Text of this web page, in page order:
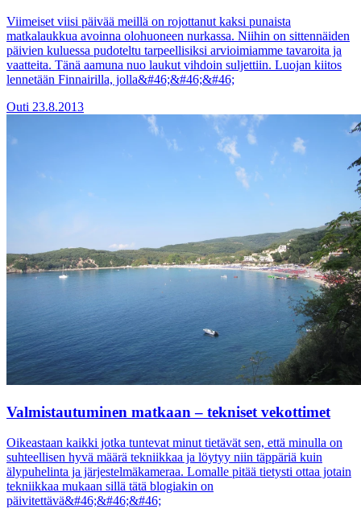
Viimeiset viisi päivää meillä on rojottanut kaksi punaista
matkalaukkua avoinna olohuoneen nurkassa. Niihin on sittennäiden
päivien kuluessa pudoteltu tarpeellisiksi arvioimiamme tavaroita ja
vaatteita. Tänä aamuna nuo laukut vihdoin suljettiin. Luojan kiitos
lennetään Finnairilla, jolla&#46;&#46;&#46;
Outi 23.8.2013
Valmistautuminen matkaan – tekniset vekottimet
Oikeastaan kaikki jotka tuntevat minut tietävät sen, että minulla on
suhteellisen hyvä määrä tekniikkaa ja löytyy niin täppäriä kuin
älypuhelinta ja järjestelmäkameraa. Lomalle pitää tietysti ottaa jotain
tekniikkaa mukaan sillä tätä blogiakin on
päivitettävä&#46;&#46;&#46;